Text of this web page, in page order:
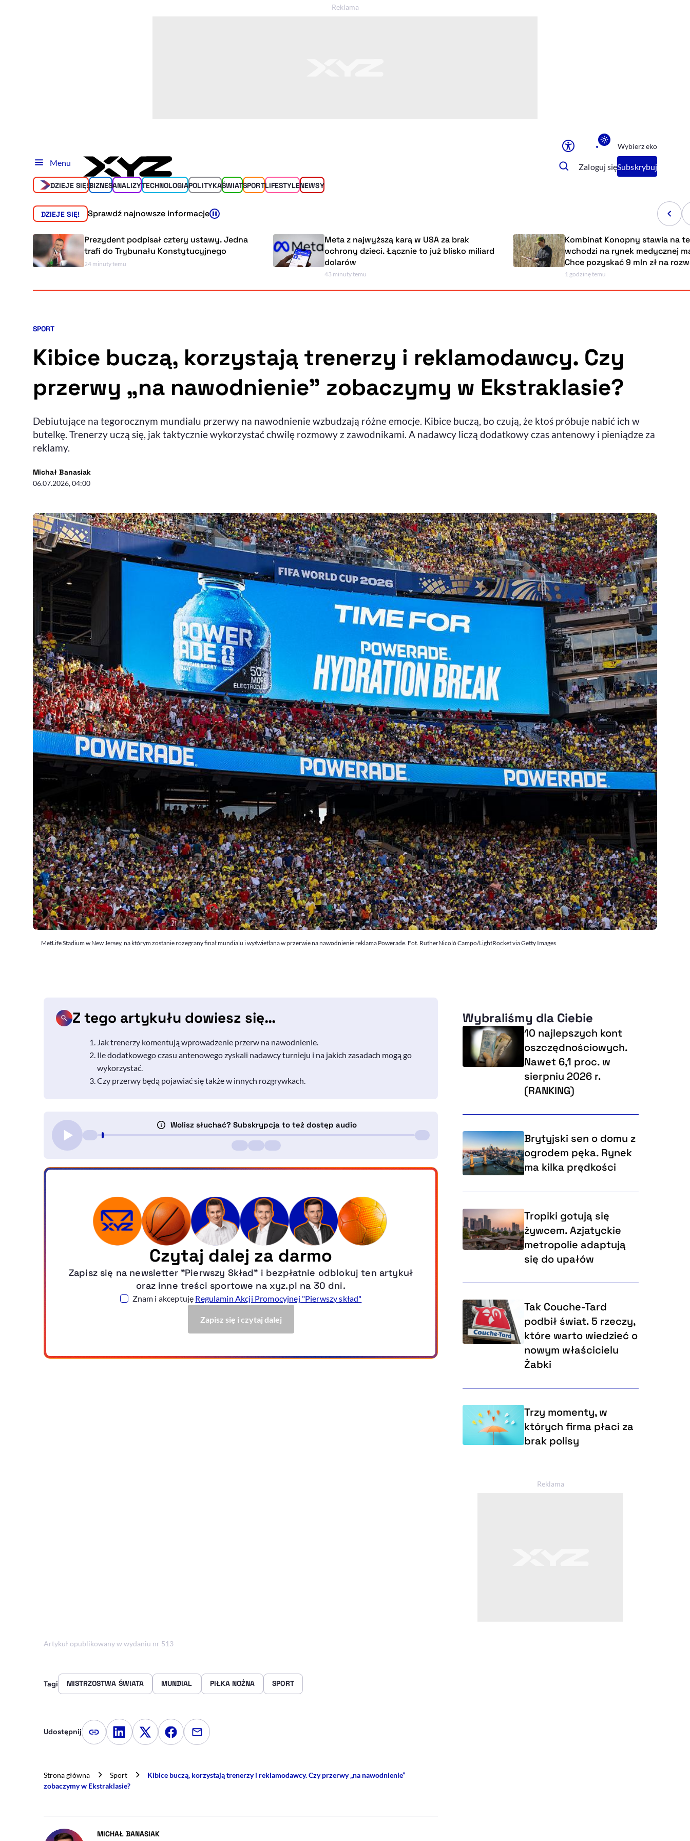
Sprawdź, jak i dlaczego zwiększamy dostępność, otwiera się w nowym
Deklaracja dostępności, otwiera się w nowym oknie
Zgłoś problem
, otwiera się w
Wybierz eko
Menu Zaloguj sięSubskrybuj
DZIEJE SIĘ!BIZNESANALIZYTECHNOLOGIAPOLITYKAŚWIATSPORTLIFESTYLENEWSY
DZIEJE SIĘ! Sprawdź najnowsze informacje
Prezydent podpisał cztery ustawy. Jedna
trafi do Trybunału Konstytucyjnego
24 minuty temu
Meta z najwyższą karą w USA za brak
ochrony dzieci. Łącznie to już blisko miliard
dolarów
43 minuty temu
Kombinat Konopny stawia na
wchodzi na rynek medycznej
Chce pozyskać 9 mln zł na
1 godzinę temu
Kategoria artykułu:
SPORT
Kibice buczą, korzystają trenerzy i reklamodawcy. Czy
przerwy „na nawodnienie” zobaczymy w Ekstraklasie?
Debiutujące na tegorocznym mundialu przerwy na nawodnienie wzbudzają różne emocje. Kibice buczą, bo czują, że ktoś próbuje nabić ich w
butelkę. Trenerzy uczą się, jak taktycznie wykorzystać chwilę rozmowy z zawodnikami. A nadawcy liczą dodatkowy czas antenowy i pieniądze za
reklamy.
Michał Banasiak- autor artykułu - profil
06.07.2026, 04:00
MetLife Stadium w New Jersey, na którym zostanie rozegrany finał mundialu i wyświetlana w przerwie na nawodnienie reklama Powerade. Fot. RutherNicolò Campo/LightRocket via Getty Images
Z tego artykułu dowiesz się…
Jak trenerzy komentują wprowadzenie przerw na nawodnienie.
Ile dodatkowego czasu antenowego zyskali nadawcy turnieju i na jakich zasadach mogą go
wykorzystać.
Czy przerwy będą pojawiać się także w innych rozgrywkach.
Wybraliśmy dla Ciebie
10 najlepszych kont
oszczędnościowych.
Nawet 6,1 proc. w
sierpniu 2026 r.
(RANKING)
Brytyjski sen o domu z
ogrodem pęka. Rynek
ma kilka prędkości
Tropiki gotują się
żywcem. Azjatyckie
metropolie adaptują
się do upałów
Tak Couche-Tard
podbił świat. 5 rzeczy,
które warto wiedzieć o
nowym właścicielu
Żabki
Trzy momenty, w
których firma płaci za
brak polisy
Artykuł opublikowany w wydaniu nr 513
Tagi MISTRZOSTWA ŚWIATA MUNDIAL PIŁKA NOŻNA SPORT
Udostępnij Kopiuj link artykułu
Udostępnij na LinkedIn
Udostępnij na Twitterze
Udostępnij na Facebooku
Udostępnij przez e-mail
Strona główna Sport
Kibice buczą, korzystają trenerzy i reklamodawcy. Czy przerwy „na nawodnienie”
zobaczymy w Ekstraklasie?
MICHAŁ BANASIAK- AUTOR ARTYKUŁU - PROFIL